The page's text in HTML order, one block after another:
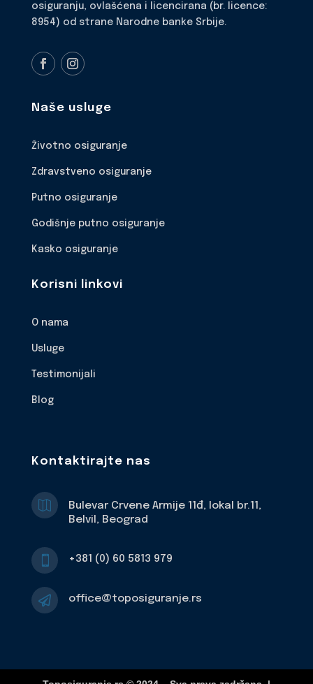
osiguranju, ovlašćena i licencirana (br. licence:
8954) od strane Narodne banke Srbije.
Naše usluge
Životno osiguranje
Zdravstveno osiguranje
Putno osiguranje
Godišnje putno osiguranje
Kasko osiguranje
Korisni linkovi
O nama
Usluge
Testimonijali
Blog
Kontaktirajte nas

Bulevar Crvene Armije 11đ, lokal br.11,
Belvil, Beograd
 +381 (0) 60 5813 979
 office@toposiguranje.rs